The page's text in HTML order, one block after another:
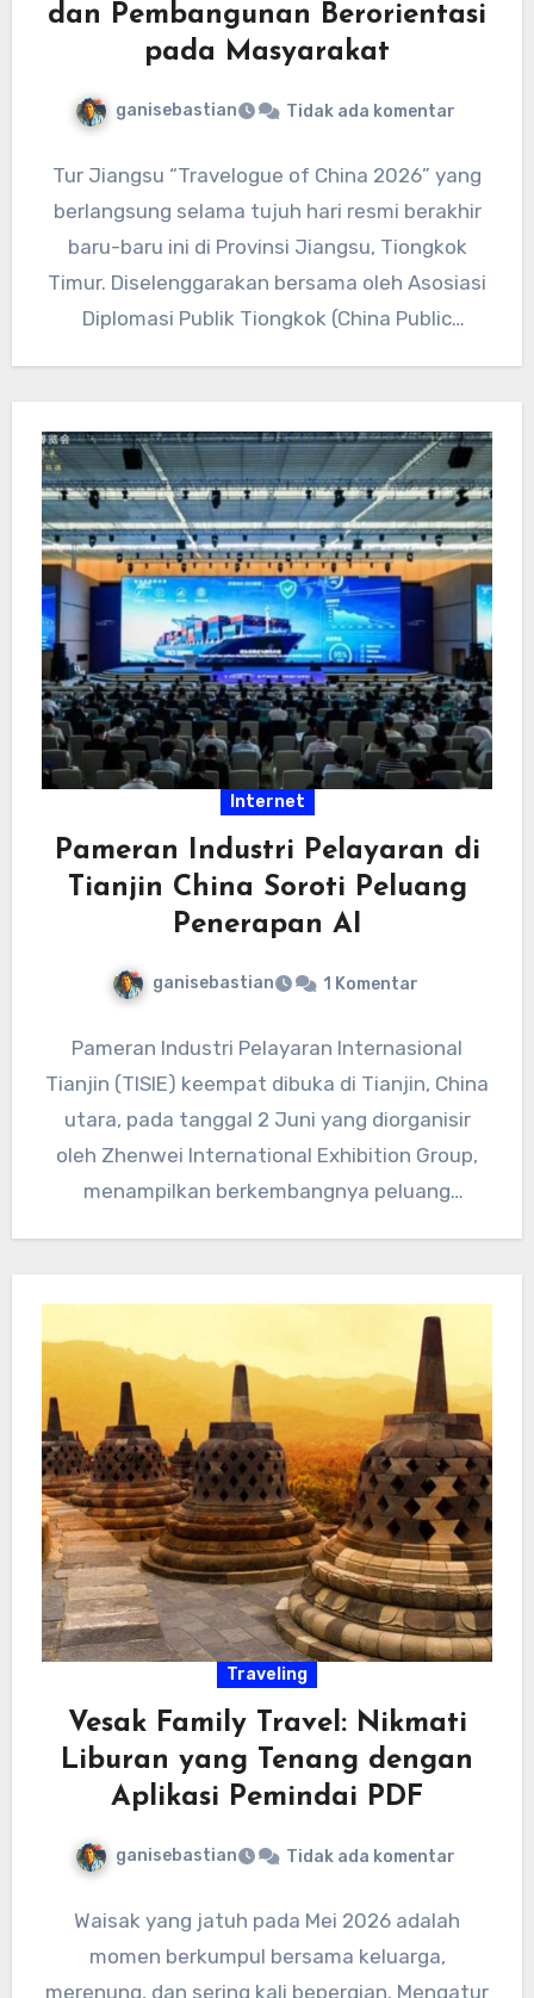
dan Pembangunan Berorientasi
pada Masyarakat
ganisebastian Tidak ada komentar
Tur Jiangsu “Travelogue of China 2026” yang
berlangsung selama tujuh hari resmi berakhir
baru-baru ini di Provinsi Jiangsu, Tiongkok
Timur. Diselenggarakan bersama oleh Asosiasi
Diplomasi Publik Tiongkok (China Public
Internet
Pameran Industri Pelayaran di
Tianjin China Soroti Peluang
Penerapan AI
ganisebastian 1 Komentar
Pameran Industri Pelayaran Internasional
Tianjin (TISIE) keempat dibuka di Tianjin, China
utara, pada tanggal 2 Juni yang diorganisir
oleh Zhenwei International Exhibition Group,
menampilkan berkembangnya peluang
Traveling
Vesak Family Travel: Nikmati
Liburan yang Tenang dengan
Aplikasi Pemindai PDF
ganisebastian Tidak ada komentar
Waisak yang jatuh pada Mei 2026 adalah
momen berkumpul bersama keluarga,
merenung, dan sering kali bepergian. Mengatur